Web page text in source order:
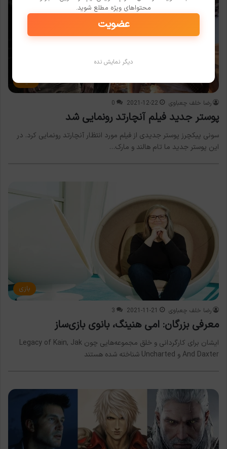
سینما
رضا خلف چعباوی 2021-12-22
0
پوستر جدید فیلم آنچارتد رونمایی شد
سونی پیکچرز پوستر جدیدی از فیلم مورد انتظار آنچارتد رونمایی کرد. در
این پوستر جدید ما تام هالند و مارک…
بازی
رضا خلف چعباوی 2021-11-21
3
معرفی بزرگان: امی هنینگ، بانوی بازی‌ساز
ایشان برای کارگردانی و خلق مجموعه‌هایی چون Legacy of Kain, Jak
And Daxter و Uncharted شناخته شده هستند
محتواهای ویژه مطلع شوید.
عضویت
دیگر نمایش نده